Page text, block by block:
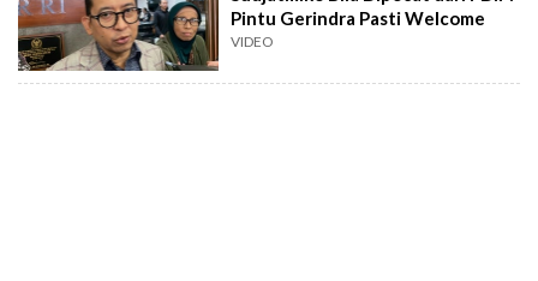
Pintu Gerindra Pasti Welcome
VIDEO